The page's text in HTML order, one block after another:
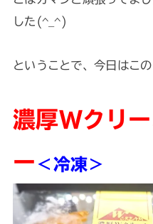
した(^_^)
ということで、今日はこ
濃厚Wクリ
ー ＜冷凍＞